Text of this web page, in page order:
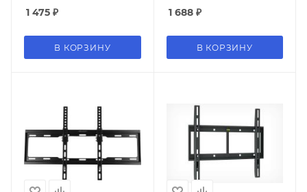
выдвижной и
1 475 ₽
В КОРЗИНУ
1 688₽
В КОРЗИНУ